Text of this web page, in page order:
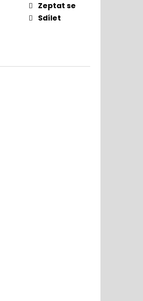
Zeptat se
Sdílet